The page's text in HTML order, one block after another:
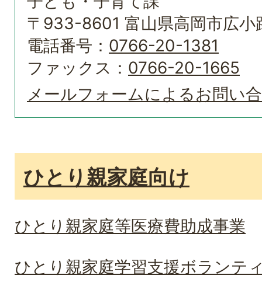
〒933-8601 富山県高岡市広
電話番号： 0766-20-1381
ファックス： 0766-20-1665
メールフォームによるお問い
ひとり親家庭向け
ひとり親家庭等医療費助成事業
ひとり親家庭学習支援ボランテ